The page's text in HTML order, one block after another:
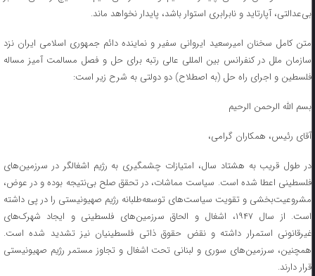
بی‌عدالتی، آپارتاید و نابرابری استوار باشد، پایدار نخواهد ماند.
متن کامل سخنان امیرسعید ایروانی سفیر و نماینده دائم جمهوری اسلامی ایران نزد
سازمان ملل در کنفرانس بین المللی عالی رتبه برای حل و فصل مسالمت آمیز مساله
فلسطین و اجرای راه حل (به اصطلاح) دو دولتی به شرح زیر است:
بسم الله الرحمن الرحیم
آقای رئیس، همکاران گرامی،
در طول قریب به هشتاد سال، امتیازات چشمگیری به رژیم اشغالگر در سرزمین‌های
فلسطینی اعطا شده است. سیاست مماشات، در تحقق صلح بی‌نتیجه بوده و در عوض،
مشروعیت‌بخشی و تقویت سیاست‌های توسعه‌طلبانه رژیم صهیونیستی را در پی داشته
است. از سال ۱۹۴۷، اشغال و الحاق سرزمین‌های فلسطینی و ایجاد شهرک‌های
غیرقانونی استمرار داشته و نقض حقوق ذاتی فلسطینیان نیز تشدید شده است.
همچنین، سرزمین‌های سوری و لبنانی تحت اشغال و تجاوز مستمر رژیم صهیونیستی
قرار دارند.